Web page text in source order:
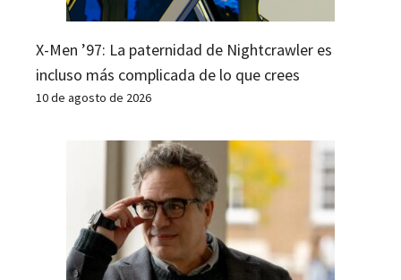
X-Men ’97: La paternidad de Nightcrawler es
incluso más complicada de lo que crees
10 de agosto de 2026